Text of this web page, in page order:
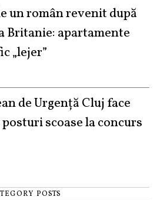
un român revenit după
Britanie: apartamente
„lejer”
de Urgență Cluj face
scoase la concurs
POSTS